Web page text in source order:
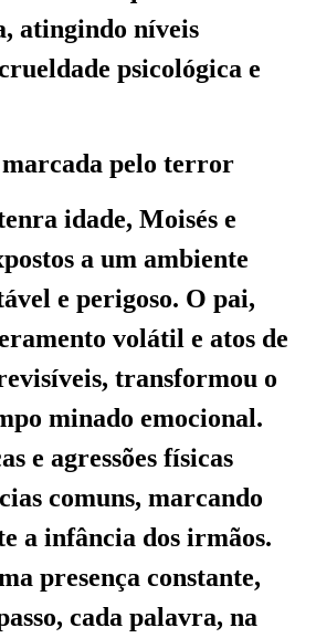
atingindo níveis
psicológica e
pelo terror
idade, Moisés e
a um ambiente
e perigoso. O pai,
volátil e atos de
transformou o
minado emocional.
e agressões físicas
comuns, marcando
a infância dos irmãos.
presença constante,
cada palavra, na